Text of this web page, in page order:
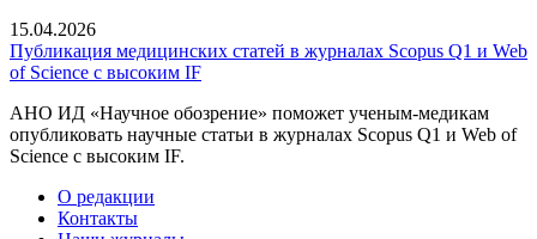
15.04.2026
Публикация медицинских статей в журналах Scopus Q1 и Web
of Science с высоким IF
АНО ИД «Научное обозрение» поможет ученым-медикам
опубликовать научные статьи в журналах Scopus Q1 и Web of
Science с высоким IF.
О редакции
Контакты